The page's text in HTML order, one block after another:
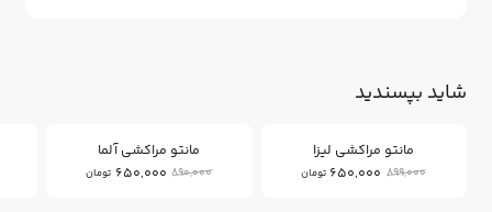
شاید بپسندید
مانتو مراکشی لیزا
899,000
650,000 تومان
مانتو مراکشی آلما
890,000
650,000 تومان